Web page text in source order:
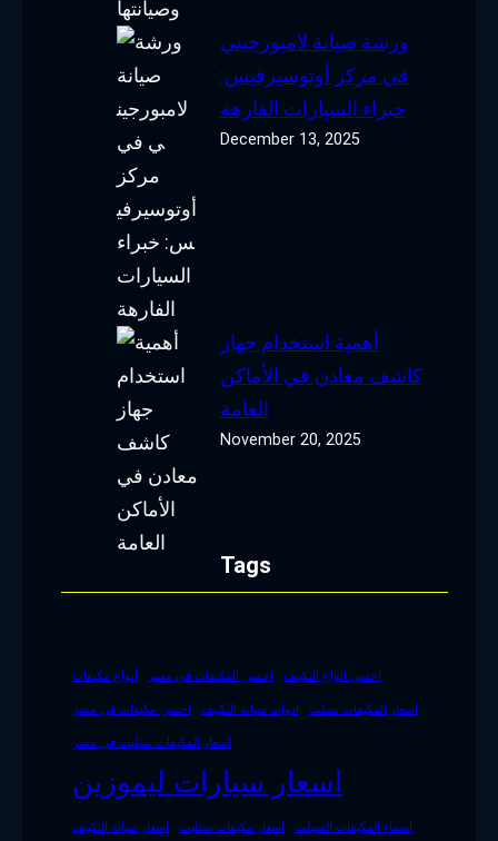
ورشة صيانة لامبورجيني
في مركز أوتوسيرفيس:
خبراء السيارات الفارهة
December 13, 2025
أهمية استخدام جهاز
كاشف معادن في الأماكن
العامة
November 20, 2025
Tags
أنواع مكيفات احسن المكيفات في مصر احسن انواع التكييف
احسن مكيفات في مصر ادوات صيانة التكييف اسعار المكيفات سبلت
اسعار المكيفات سبليت في مصر
اسعار سيارات ليموزين
اسعار صيانة التكييف اسعار مكيفات سبليت اسماء المكيفات السبلت